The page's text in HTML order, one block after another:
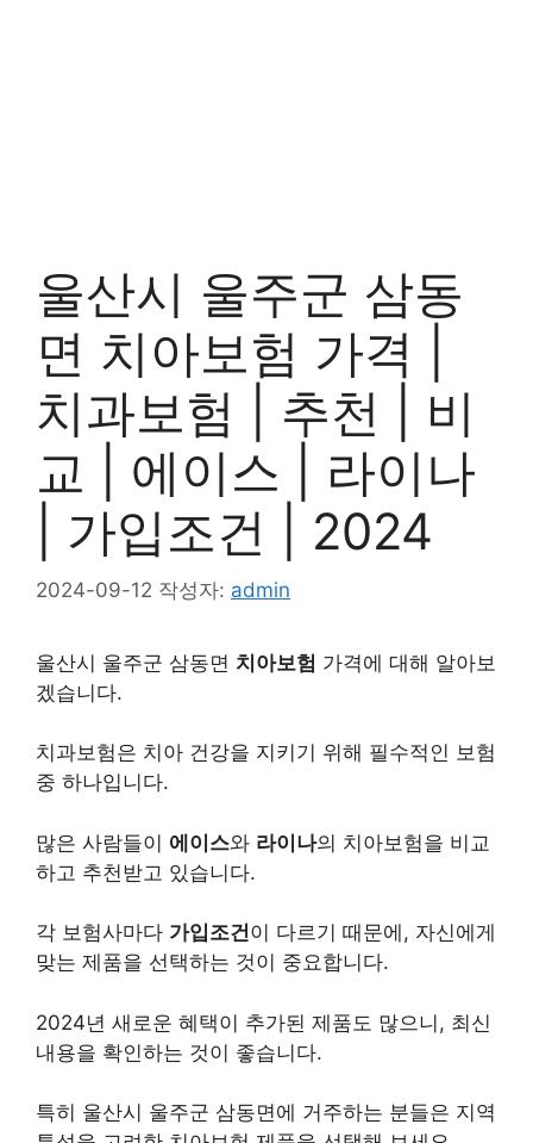
울산시 울주군 삼동
면 치아보험 가격 |
치과보험 | 추천 | 비
교 | 에이스 | 라이나
| 가입조건 | 2024
2024-09-12 작성자: admin
울산시 울주군 삼동면 치아보험 가격에 대해 알아보
겠습니다.
치과보험은 치아 건강을 지키기 위해 필수적인 보험
중 하나입니다.
많은 사람들이 에이스와 라이나의 치아보험을 비교
하고 추천받고 있습니다.
각 보험사마다 가입조건이 다르기 때문에, 자신에게
맞는 제품을 선택하는 것이 중요합니다.
2024년 새로운 혜택이 추가된 제품도 많으니, 최신
내용을 확인하는 것이 좋습니다.
특히 울산시 울주군 삼동면에 거주하는 분들은 지역